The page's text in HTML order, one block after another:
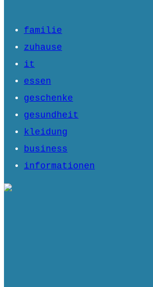
familie
zuhause
it
essen
geschenke
gesundheit
kleidung
business
informationen